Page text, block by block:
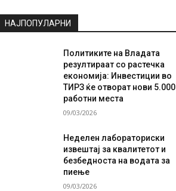
НАЈПОПУЛАРНИ
Политиките на Владата
резултираат со растечка
економија: Инвестиции во
ТИРЗ ќе отворат нови 5.000
работни места
09/03/2026
Неделен лабораториски
извештај за квалитетот и
безбедноста на водата за
пиење
09/03/2026